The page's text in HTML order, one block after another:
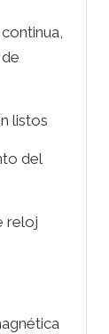
listos
del
reloj